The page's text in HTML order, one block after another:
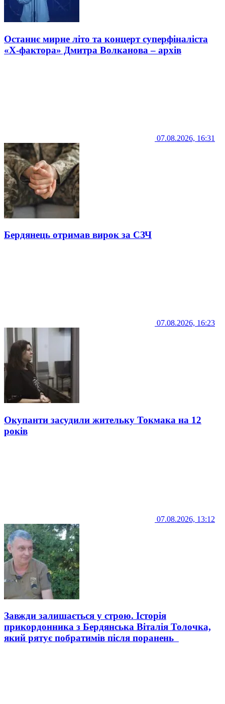
Останнє мирне літо та концерт суперфіналіста
«Х-фактора» Дмитра Волканова – архів
07.08.2026, 16:31
Бердянець отримав вирок за СЗЧ
07.08.2026, 16:23
Окупанти засудили жительку Токмака на 12
років
07.08.2026, 13:12
Завжди залишається у строю. Історія
прикордонника з Бердянська Віталія Толочка,
який рятує побратимів після поранень